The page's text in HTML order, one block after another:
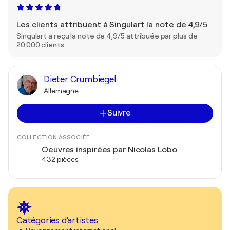
Les clients attribuent à Singulart la note de 4,9/5
Singulart a reçu la note de 4,9/5 attribuée par plus de
20 000 clients.
Dieter Crumbiegel
Allemagne
Suivre
COLLECTION ASSOCIÉE
Oeuvres inspirées par Nicolas Lobo
432 pièces
Catégories d'artistes